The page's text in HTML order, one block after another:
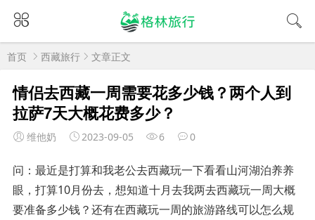
首页 西藏旅行 文章正文
情侣去西藏一周需要花多少钱？两个人到
拉萨7天大概花费多少？
维他奶 2023-09-05 6 0
问：最近是打算和我老公去西藏玩一下看看山河湖泊养养
眼，打算10月份去，想知道十月去我两去西藏玩一周大概
要准备多少钱？还有在西藏玩一周的旅游路线可以怎么规